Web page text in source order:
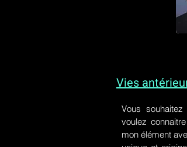
Vies
Vous
voulez
mon élément